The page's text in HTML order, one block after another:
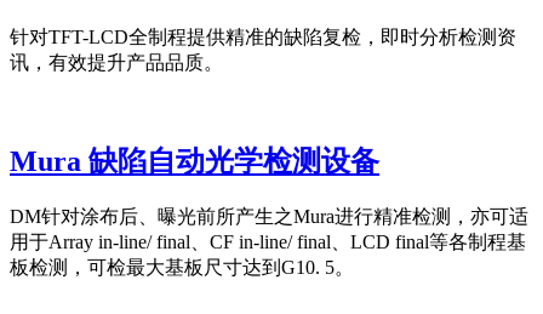
针对TFT-LCD全制程提供精准的缺陷复检，即时分析检测资
讯，有效提升产品品质。
Mura 缺陷自动光学检测设备
DM针对涂布后、曝光前所产生之Mura进行精准检测，亦可适
用于Array in-line/ final、CF in-line/ final、LCD final等各制程基
板检测，可检最大基板尺寸达到G10. 5。